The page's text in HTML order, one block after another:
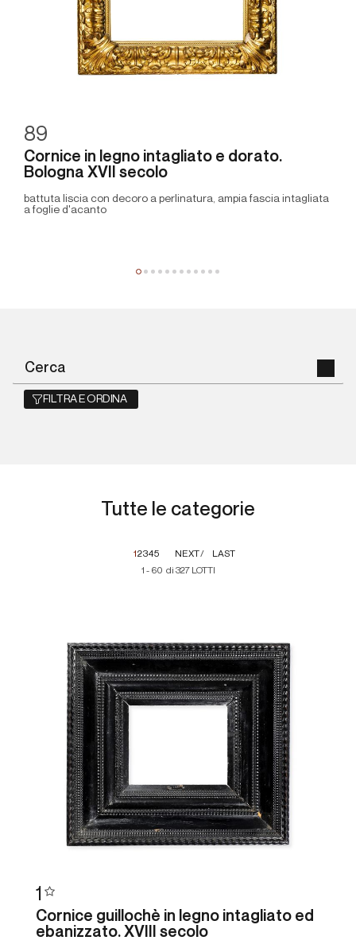
89
Cornice in legno intagliato e dorato.
Bologna XVII secolo
battuta liscia con decoro a perlinatura, ampia fascia intagliata
a foglie d'acanto
FILTRA E ORDINA
Tutte le categorie
1 - 60 di 327 LOTTI
12345 NEXT LAST
1
Cornice guillochè in legno intagliato ed
ebanizzato. XVIII secolo